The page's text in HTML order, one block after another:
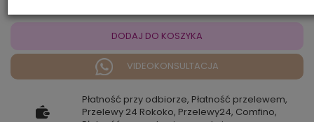
DODAJ DO KOSZYKA
VIDEOKONSULTACJA
Płatność przy odbiorze, Płatność przelewem,
Przelewy 24 Rokoko, Przelewy24, Comfino,